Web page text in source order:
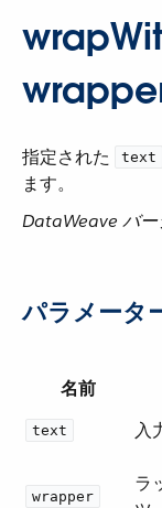
指定された ​ text
ます。
DataWeave バー
パラメータ
名前
text 入
wrapper
ラ